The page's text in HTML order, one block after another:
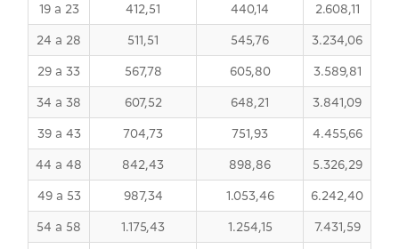
19 a 23 412,51 440,14 2.608,11
24 a 28 511,51 545,76 3.234,06
29 a 33 567,78 605,80 3.589,81
34 a 38 607,52 648,21 3.841,09
39 a 43 704,73 751,93 4.455,66
44 a 48 842,43 898,86 5.326,29
49 a 53 987,34 1.053,46 6.242,40
54 a 58 1.175,43 1.254,15 7.431,59